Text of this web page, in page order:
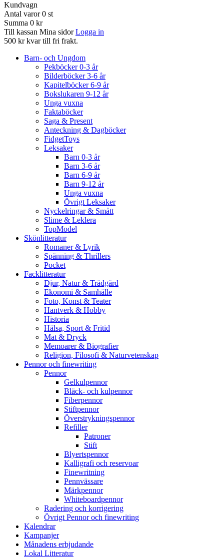
Kundvagn
Antal varor 0 st
Summa 0 kr
Till kassan Mina sidor Logga in
500 kr kvar till fri frakt.
Barn- och Ungdom
Pekböcker 0-3 år
Bilderböcker 3-6 år
Kapitelböcker 6-9 år
Bokslukaren 9-12 år
Unga vuxna
Faktaböcker
Saga & Present
Anteckning & Dagböcker
FidgetToys
Leksaker
Barn 0-3 år
Barn 3-6 år
Barn 6-9 år
Barn 9-12 år
Unga vuxna
Övrigt Leksaker
Nyckelringar & Smått
Slime & Leklera
TopModel
Skönlitteratur
Romaner & Lyrik
Spänning & Thrillers
Pocket
Facklitteratur
Djur, Natur & Trädgård
Ekonomi & Samhälle
Foto, Konst & Teater
Hantverk & Hobby
Historia
Hälsa, Sport & Fritid
Mat & Dryck
Memoarer & Biografier
Religion, Filosofi & Naturvetenskap
Pennor och finewriting
Pennor
Gelkulpennor
Bläck- och kulpennor
Fiberpennor
Stiftpennor
Överstrykningspennor
Refiller
Patroner
Stift
Blyertspennor
Kalligrafi och reservoar
Finewritning
Pennvässare
Märkpennor
Whiteboardpennor
Radering och korrigering
Övrigt Pennor och finewriting
Kalendrar
Kampanjer
Månadens erbjudande
Lokal Litteratur